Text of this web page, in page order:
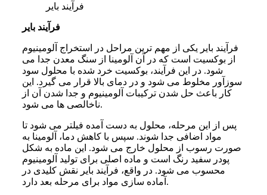
فرآیند بایر
فرآیند بایر
فرآیند بایر یکی از مهم ترین مراحل در استخراج آلومینیوم
از بوکسیت است که در آن آلومینا از سنگ معدن جدا می
شود. در این فرآیند، بوکسیت خرد شده با محلول سود
سوزآور مخلوط می شود و در دمای بالا قرار می گیرد. این
کار باعث حل شدن ترکیبات آلومینیوم و جدا شدن آن از
ناخالصی ها می شود.
پس از این مرحله، محلول به دست آمده فیلتر می شود تا
مواد اضافی جدا شوند. سپس با کاهش دما، آلومینا به
صورت رسوب از محلول خارج می شود. این ماده به شکل
پودر سفید رنگ است و ماده اصلی برای تولید آلومینیوم
محسوب می شود. در واقع، فرآیند بایر نقش کلیدی در
آماده سازی مواد برای مرحله بعد دارد.